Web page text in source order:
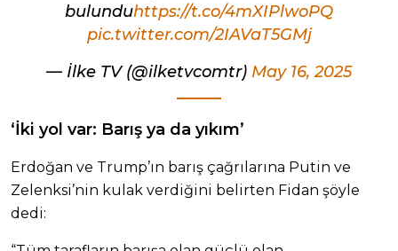
bulunduhttps://t.co/4mXIPlwoPQ
pic.twitter.com/2IAVaT5GMj
— İlke TV (@ilketvcomtr) May 16, 2025
‘İki yol var: Barış ya da yıkım’
Erdoğan ve Trump’ın barış çağrılarına Putin ve
Zelenksi’nin kulak verdiğini belirten Fidan şöyle
dedi: